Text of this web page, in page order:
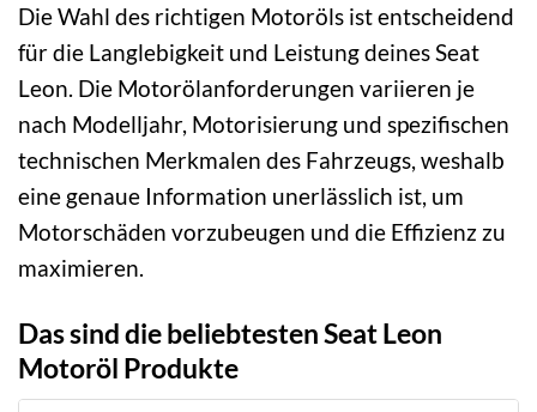
Die Wahl des richtigen Motoröls ist entscheidend
für die Langlebigkeit und Leistung deines Seat
Leon. Die Motorölanforderungen variieren je
nach Modelljahr, Motorisierung und spezifischen
technischen Merkmalen des Fahrzeugs, weshalb
eine genaue Information unerlässlich ist, um
Motorschäden vorzubeugen und die Effizienz zu
maximieren.
Das sind die beliebtesten Seat Leon
Motoröl Produkte